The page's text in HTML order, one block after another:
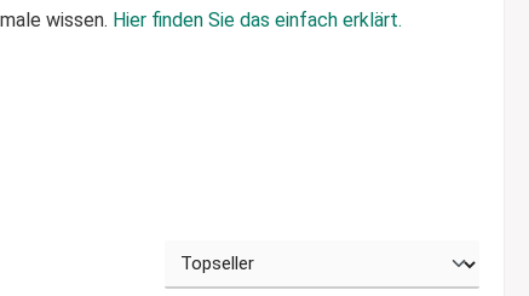
wissen. Hier finden Sie das einfach erklärt.